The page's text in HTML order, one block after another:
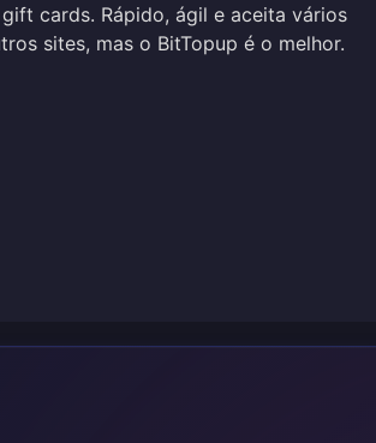
cards. Rápido, ágil e aceita vários
sites, mas o BitTopup é o melhor.